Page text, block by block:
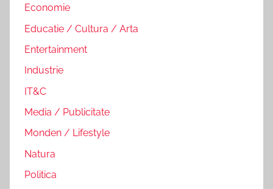
Economie
Educatie / Cultura / Arta
Entertainment
Industrie
IT&C
Media / Publicitate
Monden / Lifestyle
Natura
Politica